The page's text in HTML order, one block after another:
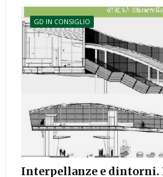
GD IN CONSIGLIO
Interpellanze e dintorni.